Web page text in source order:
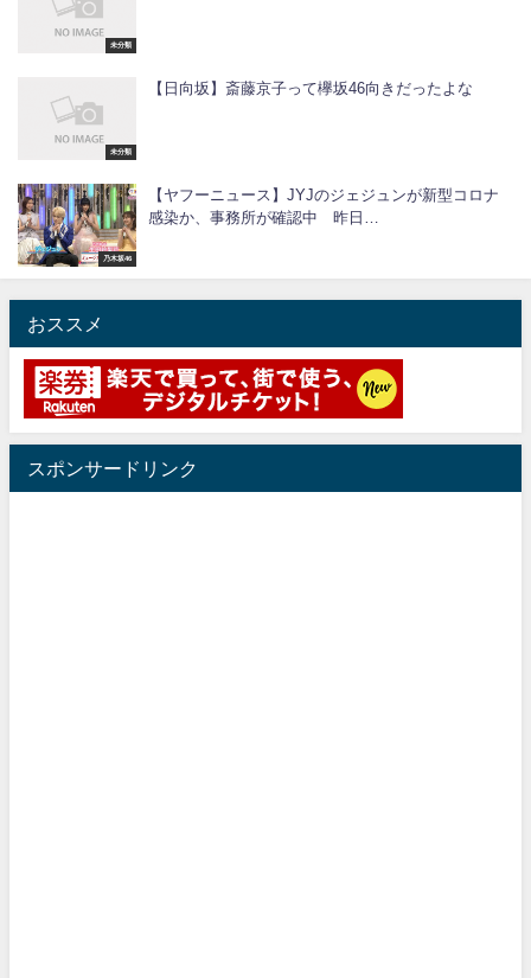
未分類
未分類
【日向坂】斎藤京子って欅坂46向きだったよな
乃木坂46
【ヤフーニュース】JYJのジェジュンが新型コロナ
感染か、事務所が確認中 昨日…
おススメ
スポンサードリンク